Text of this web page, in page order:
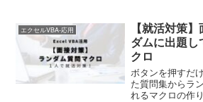
エクセルVBA-応用
【就活対策
ダムに出題
クロ
ボタンを押すだ
た質問集からラ
れるマクロの作